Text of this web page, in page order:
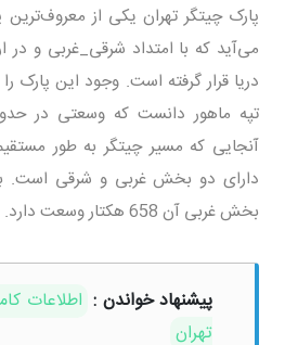
پارک چیتگر تهران یکی از
دریا قرار گرفته است. وجود این پارک
آنجایی که مسیر چیتگر به طور
بخش غربی آن 658 هکتار وسعت دارد.
پیشنهاد خواندن : اطلاعات
تهران